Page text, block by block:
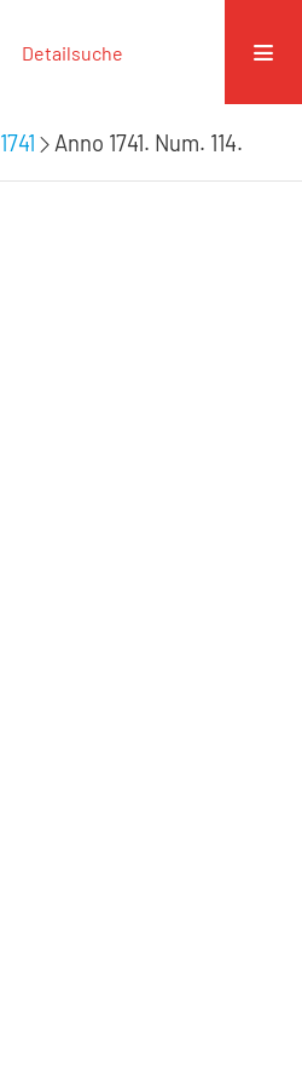
Detailsuche
1741 Anno 1741. Num. 114.